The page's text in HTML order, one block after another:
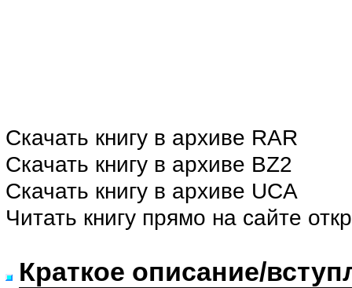
Скачать книгу в архиве RAR
Скачать книгу в архиве BZ2
Скачать книгу в архиве UCA
Читать книгу прямо на сайте
Краткое описание/